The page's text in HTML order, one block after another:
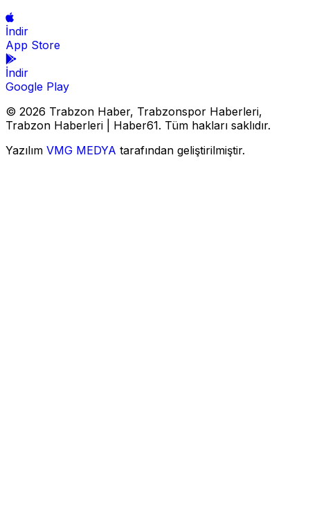
İndir
App Store
İndir
Google Play
© 2026 Trabzon Haber, Trabzonspor Haberleri,
Trabzon Haberleri | Haber61. Tüm hakları saklıdır.
Yazılım VMG MEDYA tarafından geliştirilmiştir.